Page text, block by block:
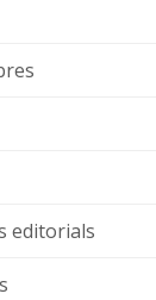
editorials